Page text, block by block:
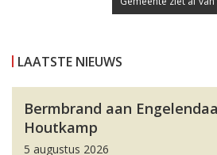
LAATSTE NIEUWS
Bermbrand aan
Houtkamp
5 augustus 2026